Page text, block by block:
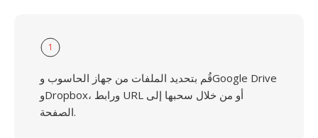
1
قُم بتحديد الملفات من جهاز الحاسوب وGoogle Drive
وDropbox، ورابط URL أو من خلال سحبها إلى
الصفحة.